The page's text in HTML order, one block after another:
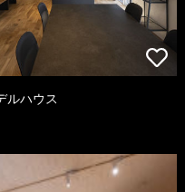
ルハウス